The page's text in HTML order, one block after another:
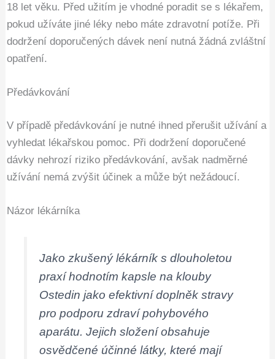
18 let věku. Před užitím je vhodné poradit se s lékařem,
pokud užíváte jiné léky nebo máte zdravotní potíže. Při
dodržení doporučených dávek není nutná žádná zvláštní
opatření.
Předávkování
V případě předávkování je nutné ihned přerušit užívání a
vyhledat lékařskou pomoc. Při dodržení doporučené
dávky nehrozí riziko předávkování, avšak nadměrné
užívání nemá zvýšit účinek a může být nežádoucí.
Názor lékárníka
Jako zkušený lékárník s dlouholetou
praxí hodnotím kapsle na klouby
Ostedin jako efektivní doplněk stravy
pro podporu zdraví pohybového
aparátu. Jejich složení obsahuje
osvědčené účinné látky, které mají